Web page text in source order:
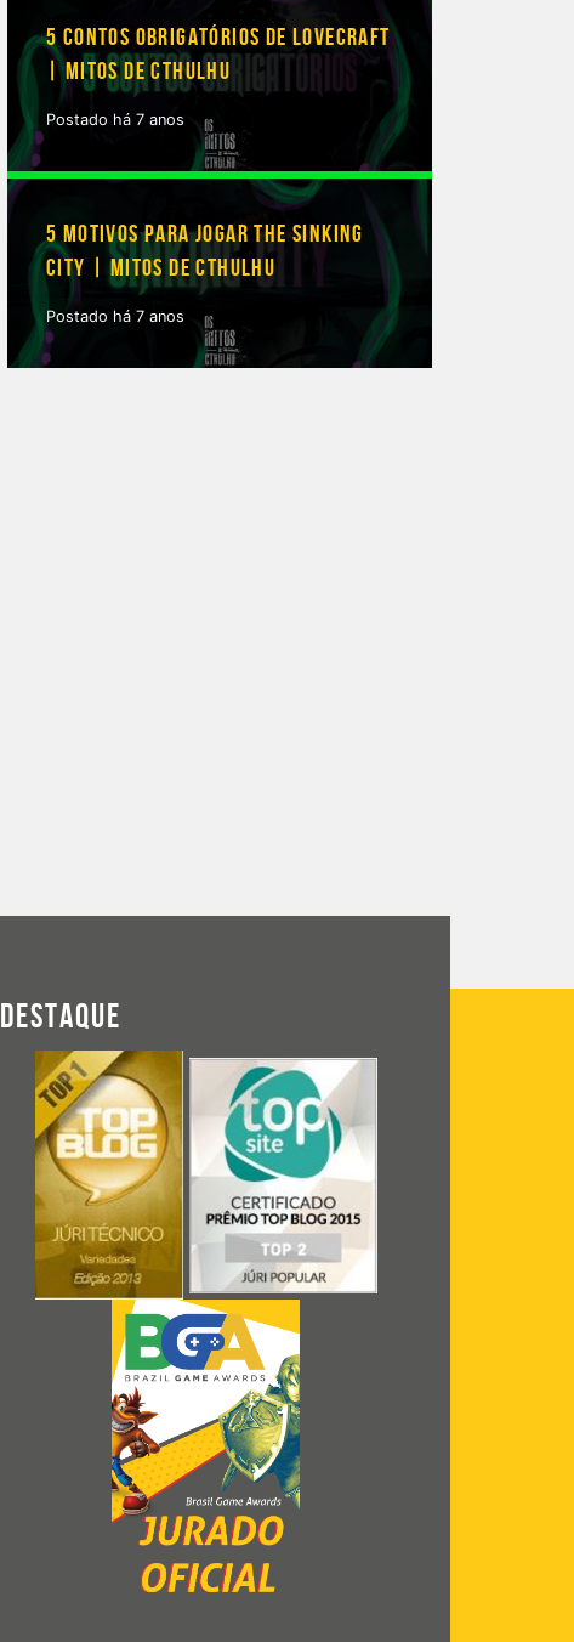
5 CONTOS OBRIGATÓRIOS DE LOVECRAFT
| MITOS DE CTHULHU
Postado há 7 anos
5 MOTIVOS PARA JOGAR THE SINKING
CITY | MITOS DE CTHULHU
Postado há 7 anos
DESTAQUE